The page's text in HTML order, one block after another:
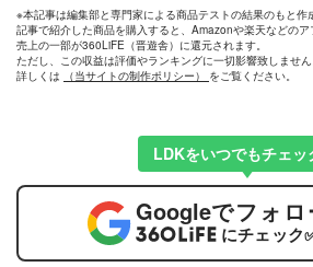
※本記事は編集部と専門家による商品テストの結果のもと作
記事で紹介した商品を購入すると、Amazonや楽天などの
売上の一部が360LiFE（晋遊舎）に還元されます。
ただし、この収益は評価やランキングに一切影響致しません
詳しくは
（当サイトの制作ポリシー） をご覧ください。
LDKをいつでもチェッ
Googleでフォロ
にチェック